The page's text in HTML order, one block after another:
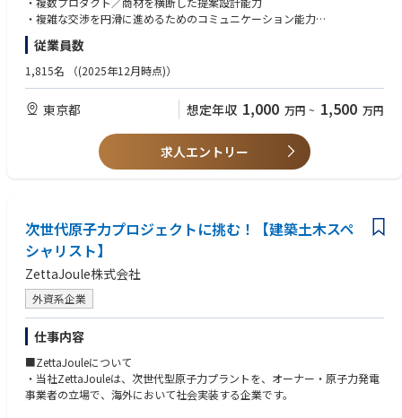
・各プロダクトのユーザーデータ・トラフィック分析に基づく広告ソリュ
・純広告に留まらない新たなアライアンスモデルやB2Bスキームの開発
・クロージング後のオペレーション統一・業務プロセスの効率化推進
・メディアセールスメンバー（将来的に拡大）の組織構築・育成・採用
【ポジションの魅力】
計から携われます。「何を売るか」だけでなく「どう組織として勝つか」
を描ける環境です。
・成長フェーズ ：既にユーザー基盤・認知は確立されており、営業体制の
強化により今後さらなる成長余地がある拡張フェーズです。
・複雑な交渉を円滑に進めるためのコミュニケーション能力
・メンバーを導くリーダーシップ
・経営陣との折衝力
・広告営業またはメディア営業の経験（5年以上）
・エンタープライズ顧客（大手広告主・広告代理店）への営業経験
・営業組織のマネジメント経験（3年以上）
・市場分析や顧客分析に基づいた営業戦略の立案・実行経験
・プロダクトマネジメントの経験
・データ分析に基づく商材企画・プライシング設計の知見
＜経験＞
・ヘルスケア・医療領域での営業または事業開発経験
・複数事業・プロダクトを横断した営業組織の立ち上げ経験
・純広告・タイアップ・アライアンスなど多様な広告商材の販売経験
・SaaS/広告/HRTech等の無形商材営業経験
・営業企画・事業企画経験
【求める人物像】
メドレーにおけるOur Essentialsの多くを理解し体現できる方。
従業員数
1,815名 （(2025年12月時点)）
東京都 想定年収 1,000 万円 ~ 1,500 万円
求人エントリー
次世代原子力プロジェクトに挑む！【建築土木スペ
シャリスト】
ZettaJoule株式会社
外資系企業
仕事内容
■ZettaJouleについて
・当社ZettaJouleは、次世代型原子力プラントを、オーナー・原子力発電
事業者の立場で、海外において社会実装する企業です。